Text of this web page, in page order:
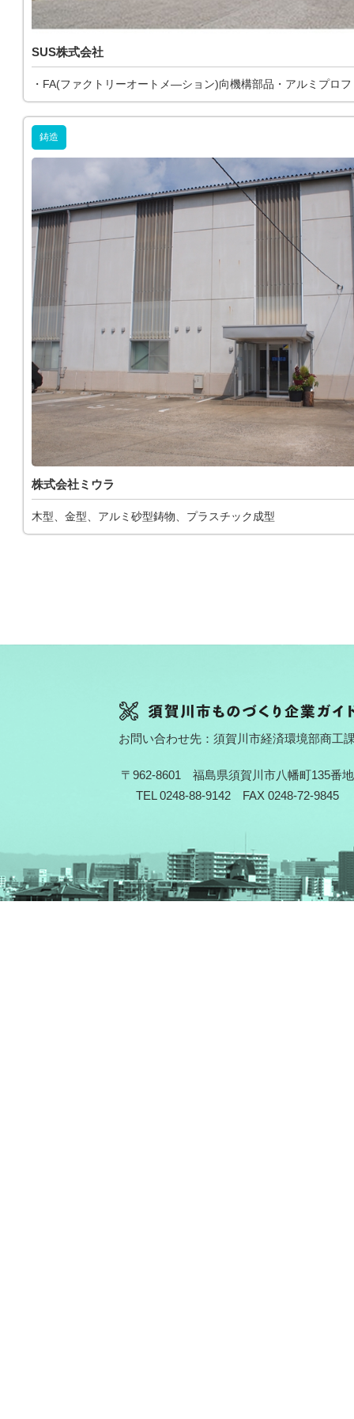
SUS株式会社
・FA(ファクトリーオートメ―ション)向機構部品・アルミプロ
鋳造
株式会社ミウラ
木型、金型、アルミ砂型鋳物、プラスチック成型
お問い合わせ先：須賀川市経済環境部商工
〒962-8601 福島県須賀川市八幡町135番地
TEL 0248-88-9142 FAX 0248-72-9845